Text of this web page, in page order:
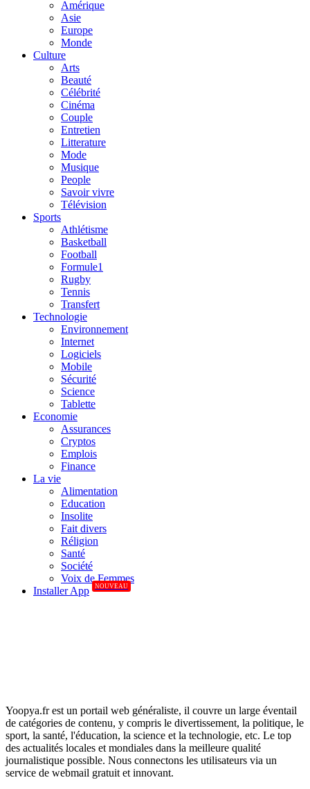
Amérique
Asie
Europe
Monde
Culture
Arts
Beauté
Célébrité
Cinéma
Couple
Entretien
Litterature
Mode
Musique
People
Savoir vivre
Télévision
Sports
Athlétisme
Basketball
Football
Formule1
Rugby
Tennis
Transfert
Technologie
Environnement
Internet
Logiciels
Mobile
Sécurité
Science
Tablette
Economie
Assurances
Cryptos
Emplois
Finance
La vie
Alimentation
Education
Insolite
Fait divers
Réligion
Santé
Société
Voix de Femmes
Installer App
NOUVEAU
Yoopya.fr est un portail web généraliste, il couvre un large éventail
de catégories de contenu, y compris le divertissement, la politique, le
sport, la santé, l'éducation, la science et la technologie, etc. Le top
des actualités locales et mondiales dans la meilleure qualité
journalistique possible. Nous connectons les utilisateurs via un
service de webmail gratuit et innovant.